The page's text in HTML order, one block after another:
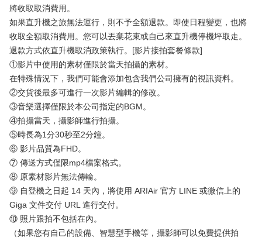
將收取取消費用。
如果直升機之旅無法運行，則不予全額退款。即使日程變更，也將
收取全額取消費用。您可以丟棄花束或自己來直升機停機坪取走。
退款方式依直升機取消政策執行。[影片接拍套餐條款]
①影片中使用的素材僅限於當天拍攝的素材。
在特殊情況下，我們可能會添加包含我們公司擁有的視訊資料。
②交貨後最多可進行一次影片編輯的修改。
③音樂選擇僅限於本公司指定的BGM。
④拍攝當天，攝影師進行拍攝。
⑤時長為1分30秒至2分鐘。
⑥ 影片品質為FHD。
⑦ 傳送方式僅限mp4檔案格式。
⑧ 原素材影片無法傳輸。
⑨ 自登機之日起 14 天內，將使用 ARIAir 官方 LINE 或微信上的
Giga 文件交付 URL 進行交付。
⑩ 照片跟拍不包括在內。
（如果您有自己的設備、智慧型手機等，攝影師可以免費提供拍